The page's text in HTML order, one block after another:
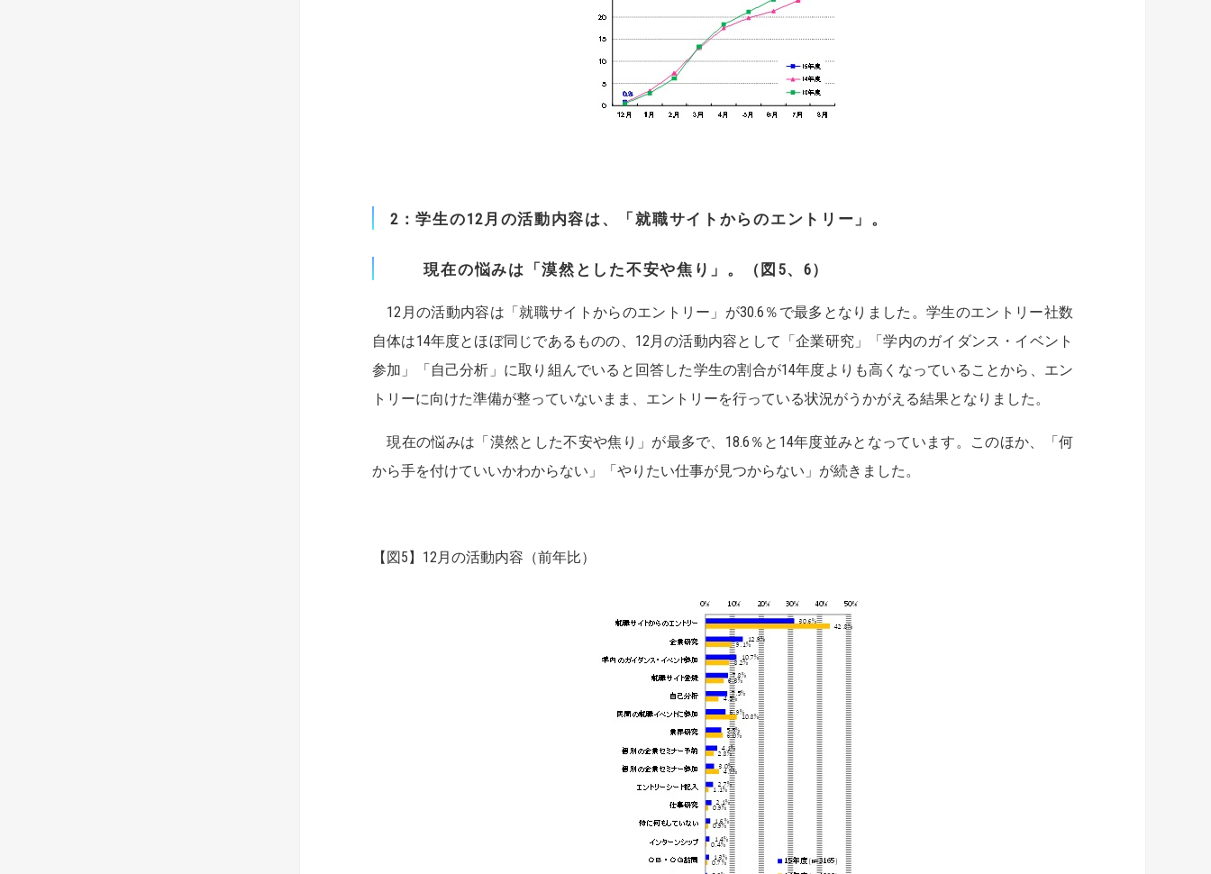
2：学生の12月の活動内容は、「就職サイトからのエントリー」。
現在の悩みは「漠然とした不安や焦り」。（図5、6）
12月の活動内容は「就職サイトからのエントリー」が30.6％で最多となりました。学生のエントリー社数
自体は14年度とほぼ同じであるものの、12月の活動内容として「企業研究」「学内のガイダンス・イベント
参加」「自己分析」に取り組んでいると回答した学生の割合が14年度よりも高くなっていることから、エン
トリーに向けた準備が整っていないまま、エントリーを行っている状況がうかがえる結果となりました。
現在の悩みは「漠然とした不安や焦り」が最多で、18.6％と14年度並みとなっています。このほか、「何
から手を付けていいかわからない」「やりたい仕事が見つからない」が続きました。
【図5】12月の活動内容（前年比）